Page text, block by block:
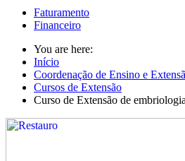
Faturamento
Financeiro
You are here:
Início
Coordenação de Ensino e
Cursos de Extensão
Curso de Extensão de